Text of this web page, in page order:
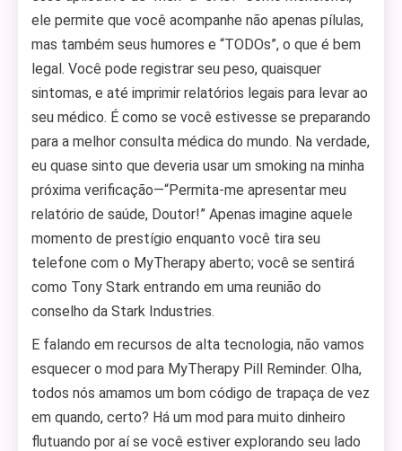
ele permite que você acompanhe não apenas pílulas,
mas também seus humores e “TODOs”, o que é bem
legal. Você pode registrar seu peso, quaisquer
sintomas, e até imprimir relatórios legais para levar ao
seu médico. É como se você estivesse se preparando
para a melhor consulta médica do mundo. Na verdade,
eu quase sinto que deveria usar um smoking na minha
próxima verificação—“Permita-me apresentar meu
relatório de saúde, Doutor!” Apenas imagine aquele
momento de prestígio enquanto você tira seu
telefone com o MyTherapy aberto; você se sentirá
como Tony Stark entrando em uma reunião do
conselho da Stark Industries.
E falando em recursos de alta tecnologia, não vamos
esquecer o mod para MyTherapy Pill Reminder. Olha,
todos nós amamos um bom código de trapaça de vez
em quando, certo? Há um mod para muito dinheiro
flutuando por aí se você estiver explorando seu lado